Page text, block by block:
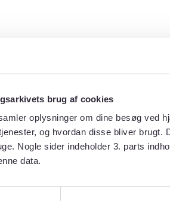
brug af cookies
oplysninger om dine besøg ved
og hvordan disse bliver
Nogle sider indeholder 3. parts
data.